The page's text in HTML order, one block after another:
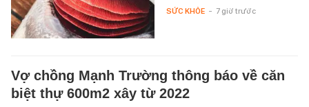
SỨC KHỎE - 7 giờ trước
Vợ chồng Mạnh Trường thông báo về căn
biệt thự 600m2 xây từ 2022